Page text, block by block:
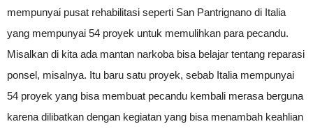
mempunyai pusat rehabilitasi seperti San Pantrignano di Italia
yang mempunyai 54 proyek untuk memulihkan para pecandu.
Misalkan di kita ada mantan narkoba bisa belajar tentang reparasi
ponsel, misalnya. Itu baru satu proyek, sebab Italia mempunyai
54 proyek yang bisa membuat pecandu kembali merasa berguna
karena dilibatkan dengan kegiatan yang bisa menambah keahlian